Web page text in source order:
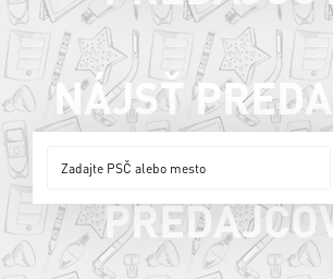
NÁJSŤ
ONLINE